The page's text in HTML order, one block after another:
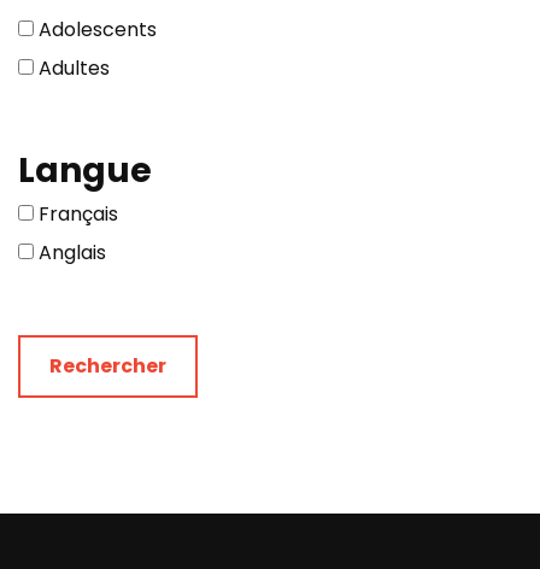
Adolescents
Adultes
Langue
Français
Anglais
Rechercher